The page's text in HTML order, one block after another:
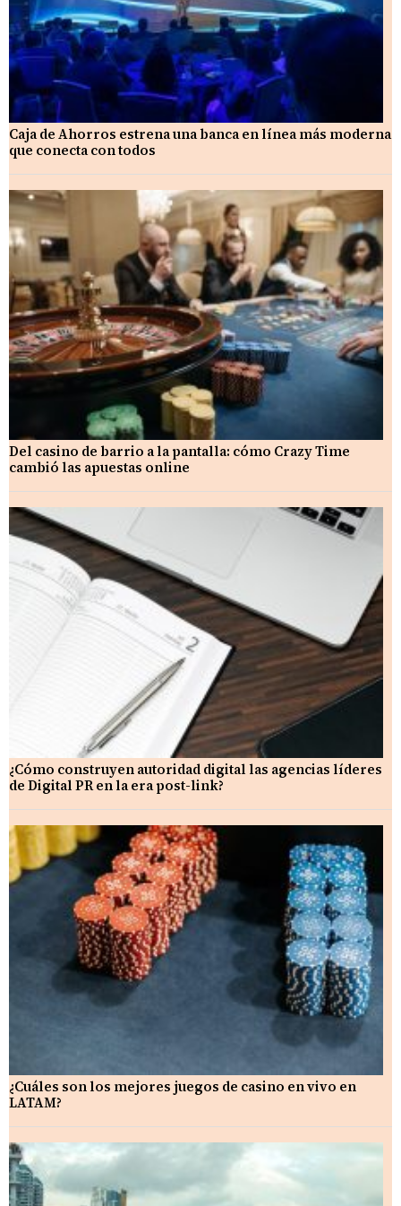
Caja de Ahorros estrena una banca en línea más moderna
que conecta con todos
Del casino de barrio a la pantalla: cómo Crazy Time
cambió las apuestas online
¿Cómo construyen autoridad digital las agencias líderes
de Digital PR en la era post-link?
¿Cuáles son los mejores juegos de casino en vivo en
LATAM?